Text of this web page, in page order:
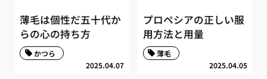
薄毛は個性だ五十代か
らの心の持ち方
2025.04.07
かつら
プロペシアの正しい服
用方法と用量
2025.04.05
薄毛